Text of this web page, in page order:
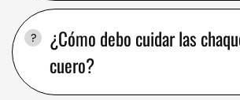
¿Cómo debo cuidar las
cuero?